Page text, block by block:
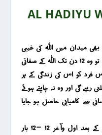
AL HADIYU
میدان میں اللہ کی غیبی
مدد اور رہنمائی حاصل کرنا چاہتے ہیں تو وہ 12 دن تک اللہ کے صفاتی
فرد کو اس کی زندگی کے ہر
رہے گی اور وہ نہ چاہتے ہوئے
سے کامیابی حاصل ہو جایا
اس وظیفہ کے لئے آپ عشاء کی نماز کے بعد اول وآخر 12 -12 بار